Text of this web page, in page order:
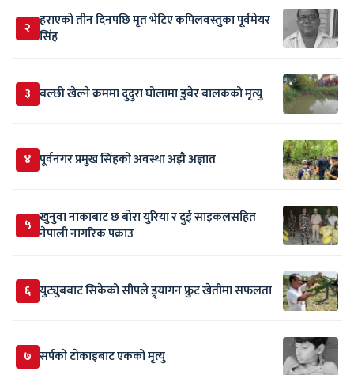
२ हराएको तीन दिनपछि मृत भेटिए कपिलवस्तुका पूर्वमेयर
सिंह
३ बल्छी खेल्ने क्रममा दुदुरा घोलामा डुबेर बालकको मृत्यु
४ पूर्वनगर प्रमुख सिंहको अवस्था अझै अज्ञात
५ खुनुवा नाकाबाट छ बोरा युरिया र दुई साइकलसहित
नेपाली नागरिक पक्राउ
६ युट्युबबाट सिकेको सीपले ड्र्यागन फ्रुट खेतीमा सफलता
७ सर्पकाे टाेकाइबाट एकको मृत्यु